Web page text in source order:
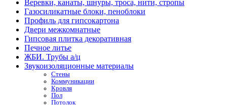
Веревки, канаты, шнуры, троса, нити, стропы
Газосиликатные блоки, пеноблоки
Профиль для гипсокартона
Двери межкомнатные
Гипсовая плитка декоративная
Печное литье
ЖБИ. Трубы а/ц
Звукоизоляционные материалы
Стены
Коммуникации
Кровля
Пол
Потолок